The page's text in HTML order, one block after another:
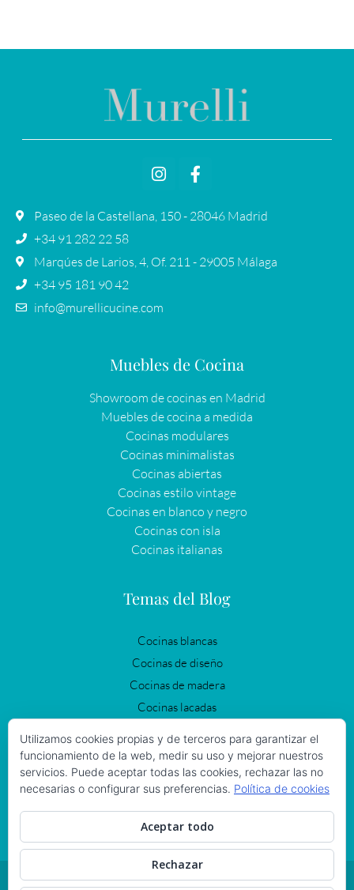
Paseo de la Castellana, 150 - 28046 Madrid
+34 91 282 22 58
Marqúes de Larios, 4, Of. 211 - 29005 Málaga
+34 95 181 90 42
info@murellicucine.com
Muebles de Cocina
Showroom de cocinas en Madrid
Muebles de cocina a medida
Cocinas modulares
Cocinas minimalistas
Cocinas abiertas
Cocinas estilo vintage
Cocinas en blanco y negro
Cocinas con isla
Cocinas italianas
Temas del Blog
Cocinas blancas
Cocinas de diseño
Cocinas de madera
Cocinas lacadas
Cocinas negras
Cocinas Vintage
Iluminación en la cocina
Utilizamos cookies propias y de terceros para garantizar el
funcionamiento de la web, medir su uso y mejorar nuestros
servicios. Puede aceptar todas las cookies, rechazar las no
necesarias o configurar sus preferencias. Política de cookies
Aceptar todo
Rechazar